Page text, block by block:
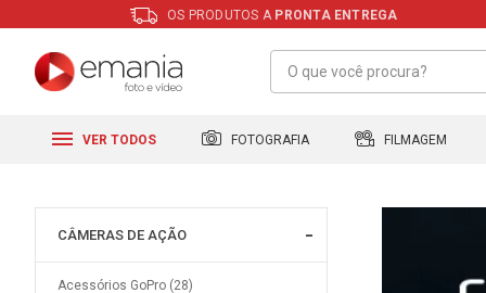
OS PRODUTOS A PRONTA ENTREGA
VER TODOS FOTOGRAFIA FILMAGEM
CÂMERAS DE AÇÃO
Acessórios GoPro (28)